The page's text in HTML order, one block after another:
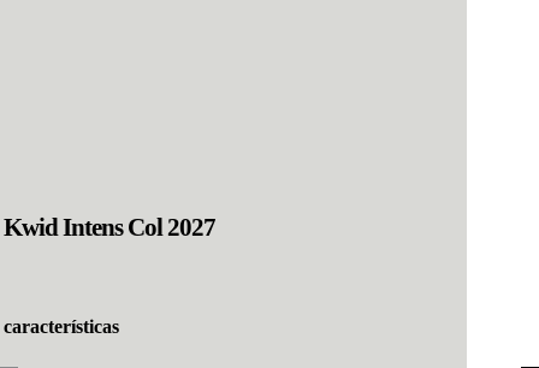
Kwid Intens Col 2027
características